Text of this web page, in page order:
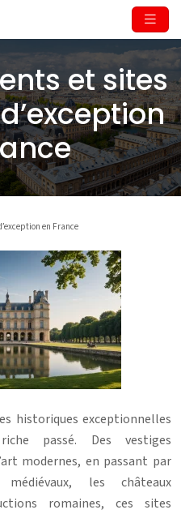
et sites
en France
historiques exceptionnelles
passé. Des vestiges
modernes, en passant par
les châteaux
romaines, ces sites